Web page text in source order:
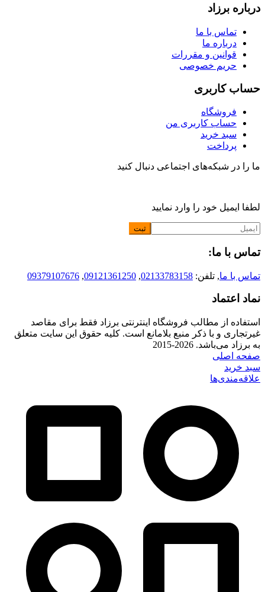
درباره برزاد
تماس با ما
درباره ما
قوانین و مقررات
حریم خصوصی
حساب کاربری
فروشگاه
حساب کاربری من
سبد خرید
پرداخت
ما را در شبکه‌های اجتماعی دنبال کنید
لطفا ایمیل خود را وارد نمایید
تماس با ما:
تماس با ما, تلفن: 02133783158
,
09121361250
,
09379107676
نماد اعتماد
استفاده از مطالب فروشگاه اینترنتی برزاد فقط برای مقاصد
غیرتجاری و با ذکر منبع بلامانع است. کلیه حقوق این سایت متعلق
به برزاد می‌باشد. 2026-2015
صفحه اصلی
سبد خرید
علاقه‌مندی‌ها